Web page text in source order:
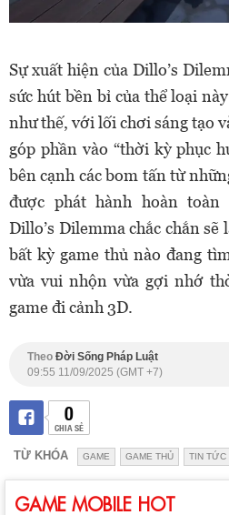
Sự xuất hiện của Dillo’s
sức hút bền bỉ của thể loại
như thế, với lối chơi sáng tạo
góp phần vào “thời kỳ phục
bên cạnh các bom tấn từ
được phát hành hoàn
Dillo’s Dilemma chắc chắn
bất kỳ game thủ nào đang
vừa vui nhộn vừa gợi nhớ
game đi cảnh 3D.
Theo Đời Sống Pháp Luật
09:55 11/09/2025 (GMT +7)
0
CHIA SẺ
TỪ KHÓA GAME GAME THỦ TIN TỨC
GAME MOBILE HOT